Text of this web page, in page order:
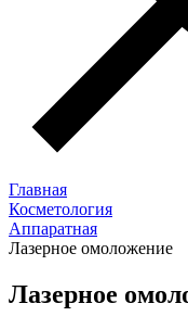
Главная
Косметология
Аппаратная
Лазерное омоложение
Лазерное